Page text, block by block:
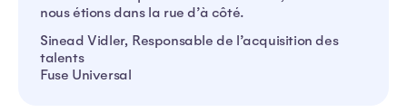
nous étions dans la rue d’à côté.
Sinead Vidler, Responsable de l’acquisition des
talents
Fuse Universal